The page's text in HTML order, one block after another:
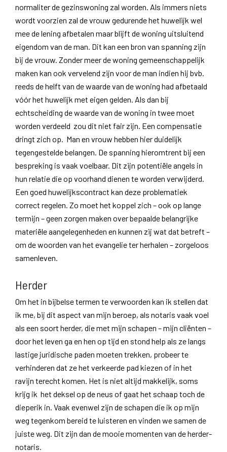
normaliter de gezinswoning zal worden. Als immers niets
wordt voorzien zal de vrouw gedurende het huwelijk wel
mee de lening afbetalen maar blijft de woning uitsluitend
eigendom van de man. Dit kan een bron van spanning zijn
bij de vrouw. Zonder meer de woning gemeenschappelijk
maken kan ook vervelend zijn voor de man indien hij bvb.
reeds de helft van de waarde van de woning had afbetaald
vóór het huwelijk met eigen gelden. Als dan bij
echtscheiding de waarde van de woning in twee moet
worden verdeeld zou dit niet fair zijn. Een compensatie
dringt zich op. Man en vrouw hebben hier duidelijk
tegengestelde belangen. De spanning hieromtrent bij een
bespreking is vaak voelbaar. Dit zijn potentiële angels in
hun relatie die op voorhand dienen te worden verwijderd.
Een goed huwelijkscontract kan deze problematiek
correct regelen. Zo moet het koppel zich – ook op lange
termijn – geen zorgen maken over bepaalde belangrijke
materiële aangelegenheden en kunnen zij wat dat betreft –
om de woorden van het evangelie ter herhalen – zorgeloos
samenleven.
Herder
Om het in bijbelse termen te verwoorden kan ik stellen dat
ik me, bij dit aspect van mijn beroep, als notaris vaak voel
als een soort herder, die met mijn schapen – mijn cliënten –
door het leven ga en hen op tijd en stond help als ze langs
lastige juridische paden moeten trekken, probeer te
verhinderen dat ze het verkeerde pad kiezen of in het
ravijn terecht komen. Het is niet altijd makkelijk, soms
krijg ik het deksel op de neus of gaat het schaap toch de
dieperik in. Vaak evenwel zijn de schapen die ik op mijn
weg tegenkom bereid te luisteren en vinden we samen de
juiste weg. Dit zijn dan de mooie momenten van de herder-
notaris.